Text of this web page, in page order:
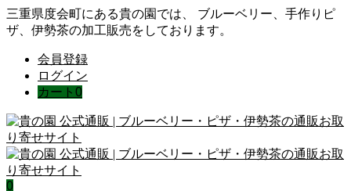
三重県度会町にある貴の園では、 ブルーベリー、手作りピ
ザ、伊勢茶の加工販売をしております。
会員登録
ログイン
カート 0
0